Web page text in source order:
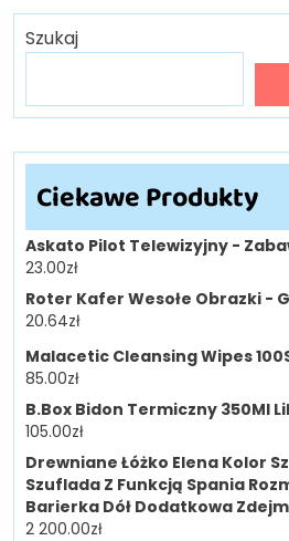
Szukaj
Ciekawe Produkty
Askato Pilot Telewizyjny -
23.00zł
Roter Kafer Wesołe Obrazki -
20.64zł
Malacetic Cleansing Wipes
85.00zł
B.Box Bidon Termiczny 350Ml
105.00zł
Drewniane Łóżko Elena Kolor
Szuflada Z Funkcją Spania
Barierka Dół Dodatkowa
2 200.00zł